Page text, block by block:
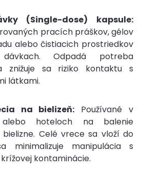
(Single-dose) kapsule:
pracích práškov, gélov
alebo čistiacich prostriedkov
Odpadá potreba
znižuje sa riziko kontaktu s
látkami.
na bielizeň: Používané v
alebo hoteloch na balenie
Celé vrece sa vloží do
minimalizuje manipulácia s
kontaminácie.